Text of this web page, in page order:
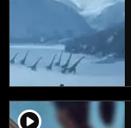
player2